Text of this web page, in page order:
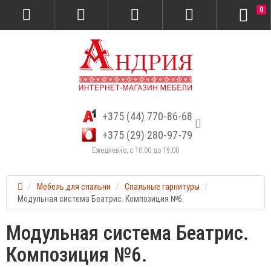
+375 (44) 770-86-68
+375 (29) 280-97-79
Ежедневно, с 10:00 до 19:00
0
Мебель для спальни
Спальные гарнитуры
Модульная система Беатрис. Композиция №6.
Модульная система Беатрис.
Композиция №6.